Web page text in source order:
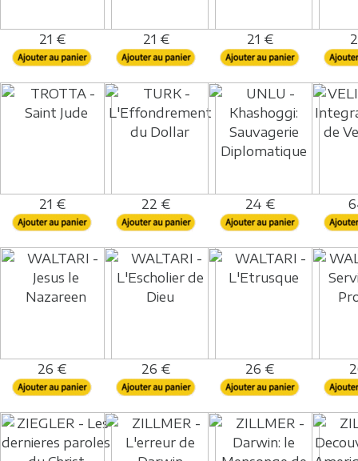
21 € 21 € 21 €
21 € 22 € 24 €
26 € 26 € 26 €